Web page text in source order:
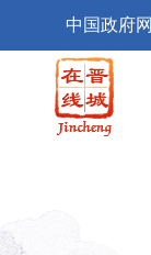
中国政府网